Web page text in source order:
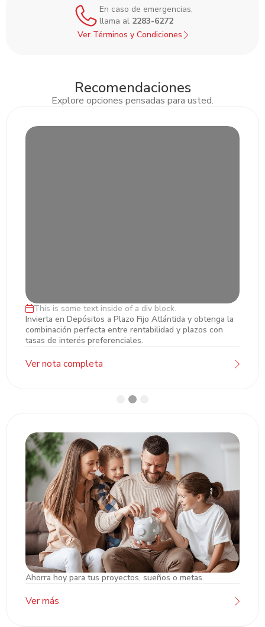
En caso de emergencias,
llama al 2283-6272
Ver Términos y Condiciones
Recomendaciones
Explore opciones pensadas para usted.
Inversiones en Plazo Fijo
This is some text inside of a div block.
Invierta en Depósitos a Plazo Fijo Atlántida y obtenga la
combinación perfecta entre rentabilidad y plazos con
tasas de interés preferenciales.
Ver nota completa
Cuentas de Ahorro
Ahorra hoy para tus proyectos, sueños o metas.
Ver más